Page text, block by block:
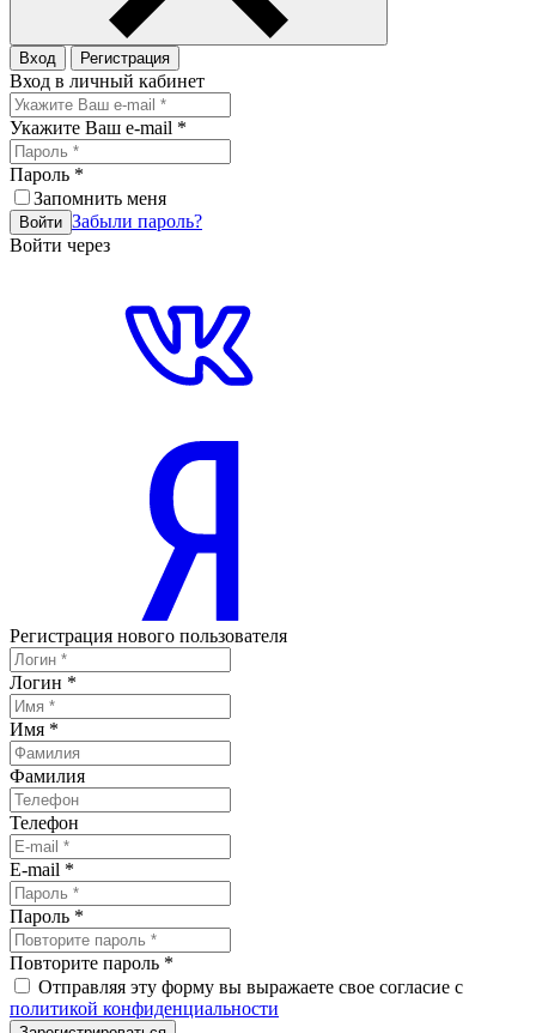
Вход Регистрация
Вход в личный кабинет
Укажите Ваш e-mail *
Пароль *
Запомнить меня
Войти Забыли пароль?
Войти через
Регистрация нового пользователя
Логин *
Имя *
Фамилия
Телефон
E-mail *
Пароль *
Повторите пароль *
Отправляя эту форму вы выражаете свое согласие с
политикой конфиденциальности